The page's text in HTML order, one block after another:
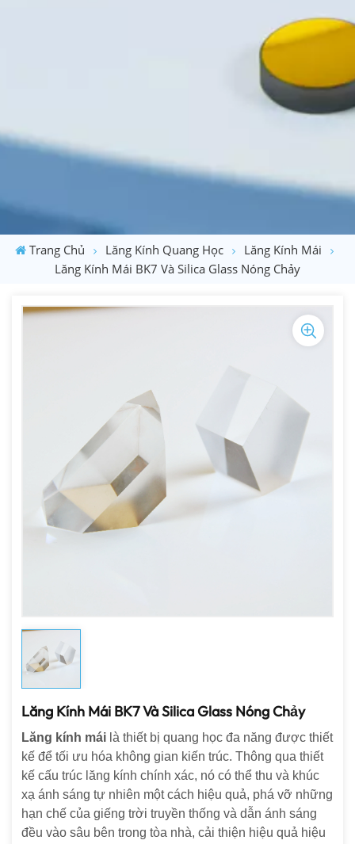
Trang Chủ Lăng Kính Quang Học
Lăng Kính Mái
Lăng Kính Mái BK7 Và Silica Glass Nóng Chảy
Lăng Kính Mái BK7 Và Silica Glass Nóng Chảy
Lăng kính mái là thiết bị quang học đa năng được thiết
kế để tối ưu hóa không gian kiến ​​trúc. Thông qua thiết
kế cấu trúc lăng kính chính xác, nó có thể thu và khúc
xạ ánh sáng tự nhiên một cách hiệu quả, phá vỡ những
hạn chế của giếng trời truyền thống và dẫn ánh sáng
đều vào sâu bên trong tòa nhà, cải thiện hiệu quả hiệu